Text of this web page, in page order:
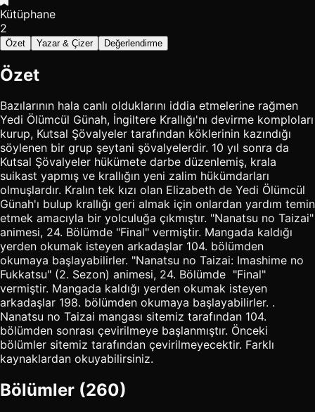
Kütüphane
2
Özet Yazar & Çizer Değerlendirme
Özet
Bazılarının hala canlı olduklarını iddia etmelerine rağmen
Yedi Ölümcül Günah, İngiltere Krallığı'nı devirme komploları
kurup, Kutsal Şövalyeler tarafından köklerinin kazındığı
söylenen bir grup şeytani şövalyelerdir. 10 yıl sonra da
Kutsal Şövalyeler hükümete darbe düzenlemiş, krala
suikast yapmış ve krallığın yeni zalim hükümdarları
olmuşlardır. Kralın tek kızı olan Elizabeth de Yedi Ölümcül
Günah'ı bulup krallığı geri almak için onlardan yardım temin
etmek amacıyla bir yolculuğa çıkmıştır. "Nanatsu no Taizai"
animesi, 24. Bölümde "Final" vermiştir. Mangada kaldığı
yerden okumak isteyen arkadaşlar 104. bölümden
okumaya başlayabilirler. "Nanatsu no Taizai: Imashime no
Fukkatsu" (2. Sezon) animesi, 24. Bölümde "Final"
vermiştir. Mangada kaldığı yerden okumak isteyen
arkadaşlar 198. bölümden okumaya başlayabilirler. .
Nanatsu no Taizai mangası sitemiz tarafından 104.
bölümden sonrası çevirilmeye başlanmıştır. Önceki
bölümler sitemiz tarafından çevirilmeyecektir. Farklı
kaynaklardan okuyabilirsiniz.
Bölümler (260)